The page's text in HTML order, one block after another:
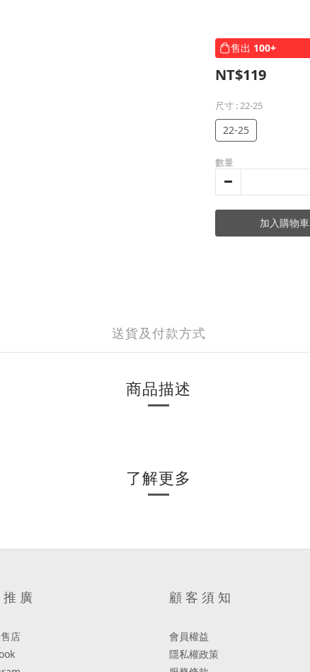
售出 100+
NT$119
尺寸 : 22-25
22-25
數量
加入購物車
送貨及付款方式
商品描述
了解更多
推 廣
店
顧 客 須 知
會員權益
隱私權政策